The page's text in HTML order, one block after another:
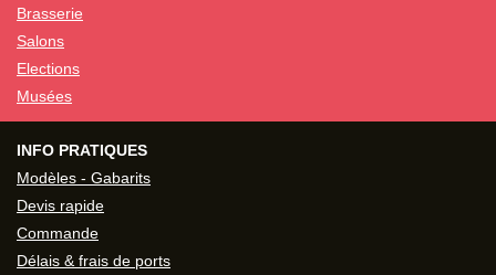
Brasserie
Salons
Elections
Musées
INFO PRATIQUES
Modèles - Gabarits
Devis rapide
Commande
Délais & frais de ports